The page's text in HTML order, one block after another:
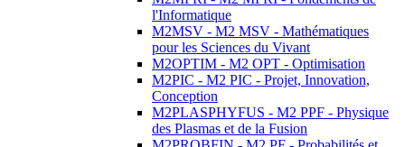
l'Informatique
M2MSV - M2 MSV - Mathématiques
pour les Sciences du Vivant
M2OPTIM - M2 OPT - Optimisation
M2PIC - M2 PIC - Projet, Innovation,
Conception
M2PLASPHYFUS - M2 PPF - Physique
des Plasmas et de la Fusion